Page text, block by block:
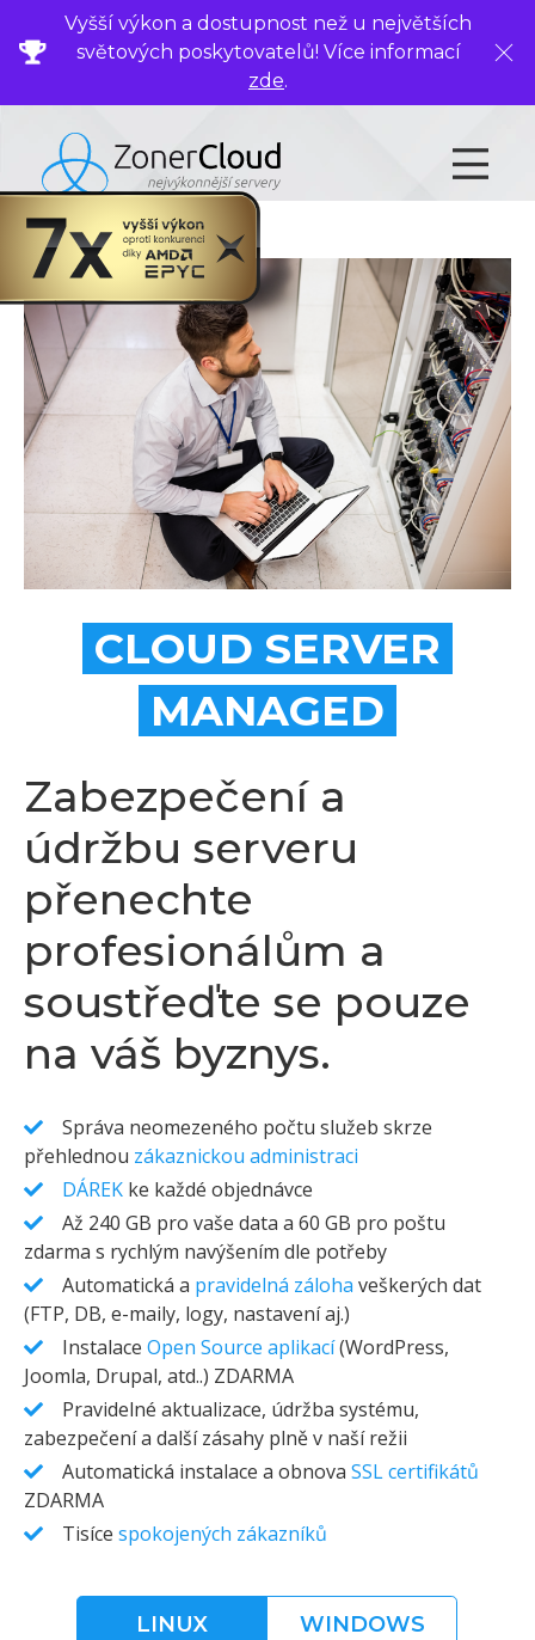
Vyšší výkon a dostupnost než u největších
světových poskytovatelů! Více informací
zde.
CLOUD SERVER
MANAGED
Zabezpečení a
údržbu serveru
přenechte
profesionálům a
soustřeďte se pouze
na váš byznys.
Správa neomezeného počtu služeb skrze
přehlednou zákaznickou administraci
DÁREK ke každé objednávce
Až 240 GB pro vaše data a 60 GB pro poštu
zdarma s rychlým navýšením dle potřeby
Automatická a pravidelná záloha veškerých dat
(FTP, DB, e-maily, logy, nastavení aj.)
Instalace Open Source aplikací(WordPress,
Joomla, Drupal, atd..) ZDARMA
Pravidelné aktualizace, údržba systému,
zabezpečení a další zásahy plně v naší režii
Automatická instalace a obnova SSL certifikátů
ZDARMA
Tisíce spokojených zákazníků
LINUX WINDOWS